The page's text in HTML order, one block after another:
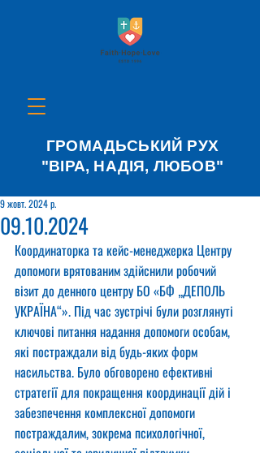
ГРОМАДЬСЬКИЙ РУХ
"ВІРА, НАДІЯ, ЛЮБОВ"
09.10.2024
9 жовт. 2024 р.
Координаторка та кейс-менеджерка Центру
допомоги врятованим здійснили робочий
візит до денного центру БО «БФ „ДЕПОЛЬ
УКРАЇНА“». Під час зустрічі були розглянуті
ключові питання надання допомоги особам,
які постраждали від будь-яких форм
насильства. Було обговорено ефективні
стратегії для покращення координації дій і
забезпечення комплексної допомоги
постраждалим, зокрема психологічної,